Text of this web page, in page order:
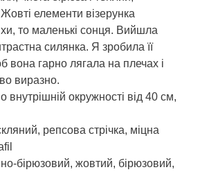
елементи візерунка
то маленькі сонця. Вийшла
силянка. Я зробила її
гарно лягала на плечах і
виразно.
внутрішній окружності від 40 см,
репсова стрічка, міцна
бірюзовий, жовтий, бірюзовий,